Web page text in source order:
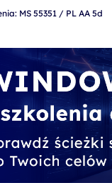
szkolenia dla produkcji
voucher szkoleniowy
szkolenia Broadcom
szkolenia SAP
szkolenia SAS
formuły szkoleń MS
szkolenia
MS 55351 / PL AA 5d